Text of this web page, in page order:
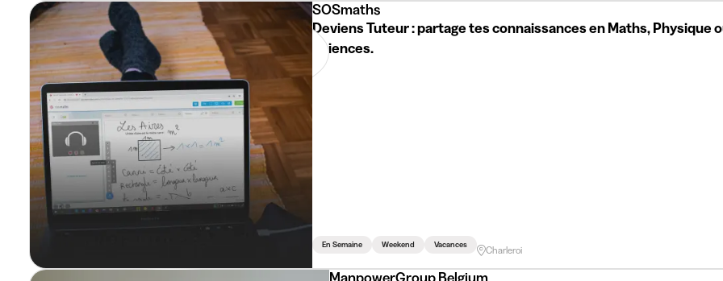
SOSmaths
Deviens Tuteur : partage tes connaissances en Maths, Physique
Sciences.
En Semaine Weekend Vacances Charleroi